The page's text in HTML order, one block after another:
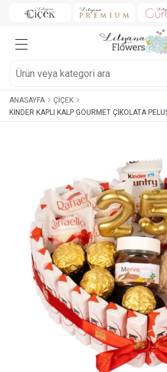
ANASAYFA
ÇIÇEK
KINDER KAPLI KALP GOURMET ÇIKOLATA